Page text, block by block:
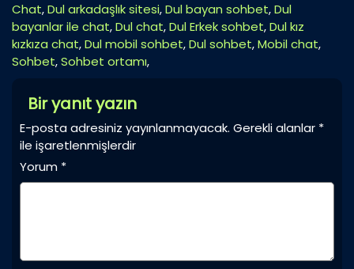
Chat,Dul arkadaşlık sitesi,Dul bayan sohbet,Dul
bayanlar ile chat,Dul chat,Dul Erkek sohbet,Dul kız
kızkıza chat,Dul mobil sohbet,Dul sohbet,Mobil chat,
Sohbet,Sohbet ortamı,
Bir yanıt yazın
E-posta adresiniz yayınlanmayacak. Gerekli alanlar *
ile işaretlenmişlerdir
Yorum *